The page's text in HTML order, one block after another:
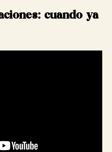
cuando ya